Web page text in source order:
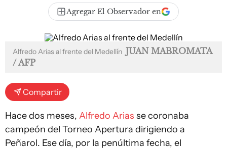
Agregar El Observador en
Alfredo Arias al frente del Medellín JUAN MABROMATA
/ AFP
Compartir
Hace dos meses, Alfredo Arias se coronaba
campeón del Torneo Apertura dirigiendo a
Peñarol. Ese día, por la penúltima fecha, el